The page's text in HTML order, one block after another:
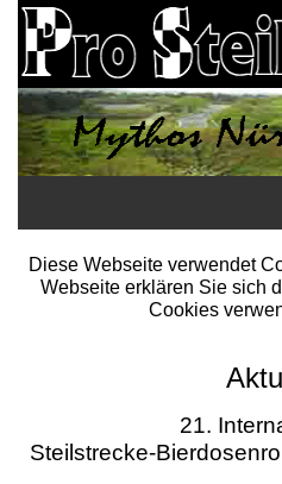
Startseite
Literatur
Diese Webseite verwendet
Webseite erklären Sie sich
Cookies
21.
Steilstrecke-